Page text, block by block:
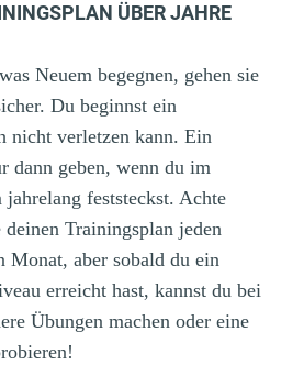
ÜBER JAHRE
Neuem begegnen, gehen sie
Du beginnst ein
nicht verletzen kann. Ein
dann geben, wenn du im
jahrelang feststeckst. Achte
Trainingsplan jeden
Monat, aber sobald du ein
erreicht hast, kannst du bei
Übungen machen oder eine